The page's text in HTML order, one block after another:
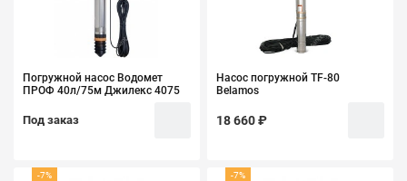
Погружной насос Водомет
ПРОФ 40л/75м Джилекс 4075
Под заказ
Насос погружной TF-80
Belamos
18 660 ₽
-7% -7%